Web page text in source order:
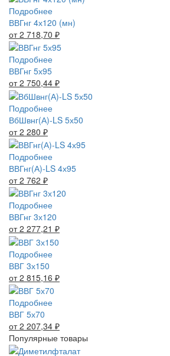
Подробнее
ВВГнг 4х120 (мн)
от 2 718,70 ₽
Подробнее
ВВГнг 5х95
от 2 750,44 ₽
Подробнее
ВбШвнг(А)-LS 5х50
от 2 280 ₽
Подробнее
ВВГнг(А)-LS 4х95
от 2 762 ₽
Подробнее
ВВГнг 3х120
от 2 277,21 ₽
Подробнее
ВВГ 3х150
от 2 815,16 ₽
Подробнее
ВВГ 5х70
от 2 207,34 ₽
Популярные товары